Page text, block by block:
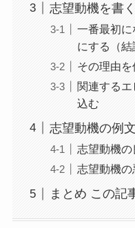
志望動機を書
一番最初に
にする（結
その理由を
関連するエ
込む
志望動機の例文
志望動機の
志望動機の
まとめ この記